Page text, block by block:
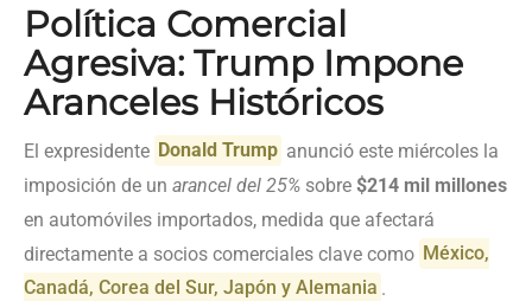
Política Comercial
Agresiva: Trump Impone
Aranceles Históricos
El expresidente Donald Trump anunció este miércoles la
imposición de un arancel del 25% sobre $214 mil millones
en automóviles importados, medida que afectará
directamente a socios comerciales clave como México,
Canadá, Corea del Sur, Japón y Alemania .